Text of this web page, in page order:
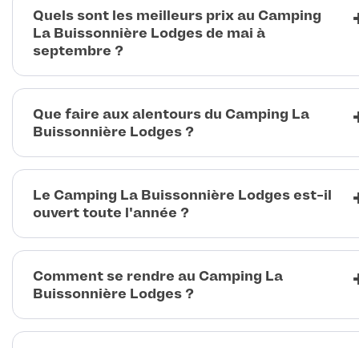
Quels sont les meilleurs prix au Camping
La Buissonnière Lodges de mai à
septembre ?
Que faire aux alentours du Camping La
Buissonnière Lodges ?
Le Camping La Buissonnière Lodges est-il
ouvert toute l'année ?
Comment se rendre au Camping La
Buissonnière Lodges ?